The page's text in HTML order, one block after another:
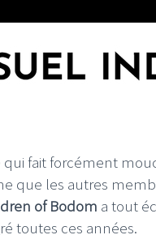
fait forcément
que les autres
of Bodom a tout
toutes ces années.